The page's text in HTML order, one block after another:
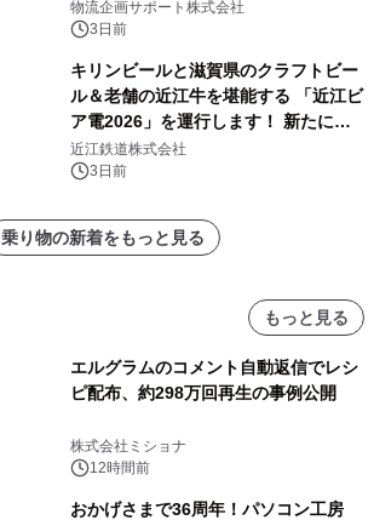
にて8月1日(土)より
物流企画サポート株式会社
3日前
キリンビールと滋賀県のクラフトビー
ル＆老舗の近江牛を堪能する 「近江ビ
ア電2026」を運行します！ 新たに
「長濱浪漫ビール」が参加！キリン一
番搾り飲み放題が復活！
近江鉄道株式会社
3日前
乗り物の新着をもっと見る
もっと見る
エルグラムのコメント自動返信でレシ
ピ配布、約298万回再生の事例公開
株式会社ミショナ
12時間前
おかげさまで36周年！パソコン工房